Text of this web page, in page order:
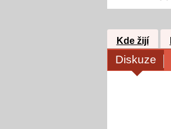
Kde žijí
Diskuze